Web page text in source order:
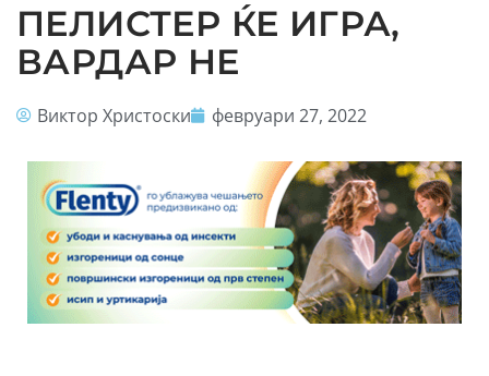
ПЕЛИСТЕР ЌЕ ИГРА,
ВАРДАР НЕ
Виктор Христоски февруари 27, 2022